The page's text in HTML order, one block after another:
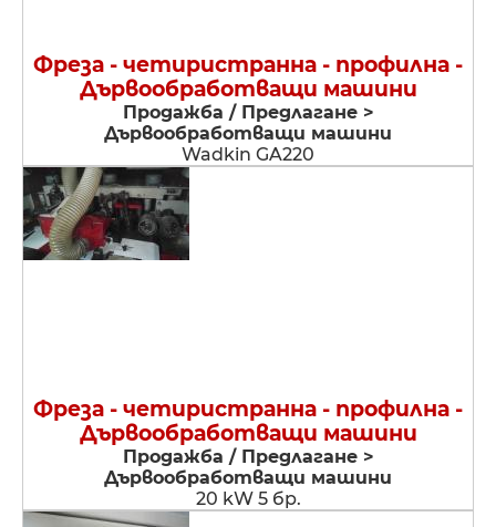
Фреза - четиристранна - профилна -
Дървообработващи машини
Продажба / Предлагане >
Дървообработващи машини
Wadkin GA220
Фреза - четиристранна - профилна -
Дървообработващи машини
Продажба / Предлагане >
Дървообработващи машини
20 kW 5 бр.